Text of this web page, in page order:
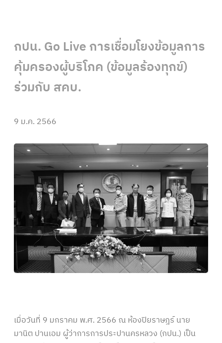
กปน. Go Live การเชื่อมโยงข้อมูลการ
คุ้มครองผู้บริโภค (ข้อมูลร้องทุกข์)
ร่วมกับ สคบ.
9 ม.ค. 2566
เมื่อวันที่ 9 มกราคม พ.ศ. 2566 ณ ห้องปิยราษฎร์ นาย
มานิต ปานเอม ผู้ว่าการการประปานครหลวง (กปน.) เป็น